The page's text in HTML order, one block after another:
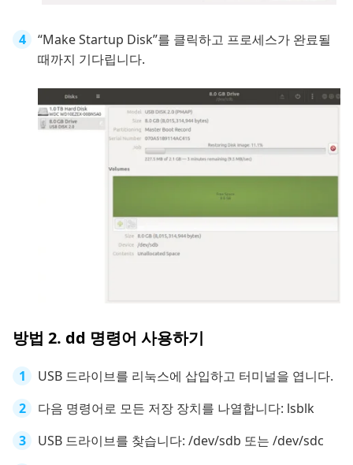
“Make Startup Disk”를 클릭하고 프로세스가 완료될
때까지 기다립니다.
방법 2. dd 명령어 사용하기
USB 드라이브를 리눅스에 삽입하고 터미널을 엽니다.
다음 명령어로 모든 저장 장치를 나열합니다: lsblk
USB 드라이브를 찾습니다: /dev/sdb 또는 /dev/sdc